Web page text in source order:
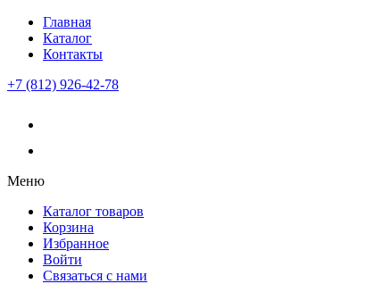
Главная
Каталог
Контакты
+7 (812) 926-42-78
Меню
Каталог товаров
Корзина
Избранное
Войти
Связаться с нами